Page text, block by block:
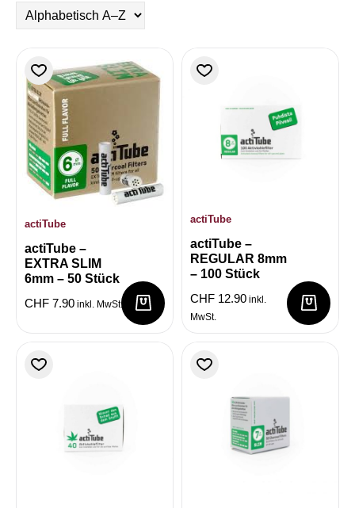
actiTube
actiTube –
EXTRA SLIM
6mm – 50 Stück
CHF 7.90 inkl. MwSt.
actiTube
actiTube –
REGULAR 8mm
– 100 Stück
CHF 12.90 inkl.
MwSt.